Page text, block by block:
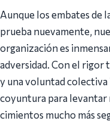
Aunque los embates de
prueba nuevamente,
organización es
adversidad. Con el rigor
y una voluntad
coyuntura para levantar
cimientos mucho más